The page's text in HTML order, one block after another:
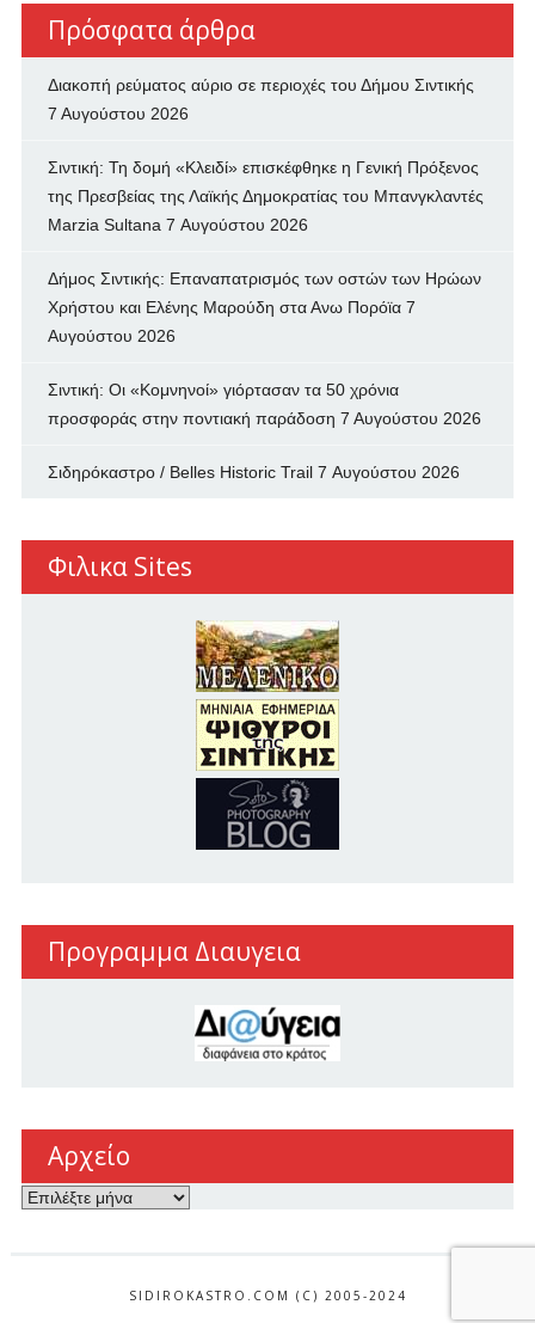
Πρόσφατα άρθρα
Διακοπή ρεύματος αύριο σε περιοχές του Δήμου Σιντικής
7 Αυγούστου 2026
Σιντική: Τη δομή «Κλειδί» επισκέφθηκε η Γενική Πρόξενος
της Πρεσβείας της Λαϊκής Δημοκρατίας του Μπανγκλαντές
Marzia Sultana 7 Αυγούστου 2026
Δήμος Σιντικής: Επαναπατρισμός των oστών των Ηρώων
Χρήστου και Ελένης Μαρούδη στα Ανω Πορόϊα 7
Αυγούστου 2026
Σιντική: Οι «Κομνηνοί» γιόρτασαν τα 50 χρόνια
προσφοράς στην ποντιακή παράδοση 7 Αυγούστου 2026
Σιδηρόκαστρο / Belles Historic Trail 7 Αυγούστου 2026
Φιλικα Sites
Προγραμμα Διαυγεια
Αρχείο
Αρχείο
SIDIROKASTRO.COM (C) 2005-2024